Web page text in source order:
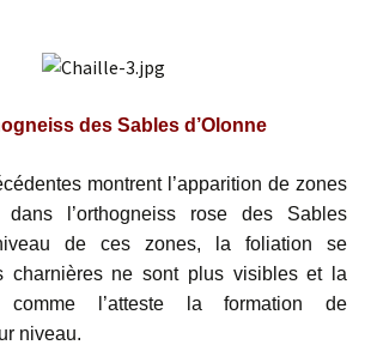
des Sables d’Olonne
montrent l’apparition de zones
dans l’orthogneiss rose des Sables
de ces zones, la foliation se
charnières ne sont plus visibles et la
comme l’atteste la formation de
niveau.